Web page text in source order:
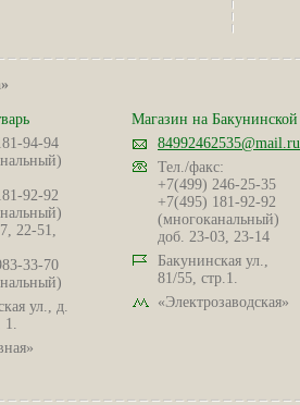
94-94
92-92
22-51,
33-70
ул., д.
Магазин на Бакунинской
84992462535@mail.ru
Тел./факс:
+7(499) 246-25-35
+7(495) 181-92-92
(многоканальный)
доб. 23-03, 23-14
Бакунинская ул.,
81/55, стр.1.
«Электрозаводская»